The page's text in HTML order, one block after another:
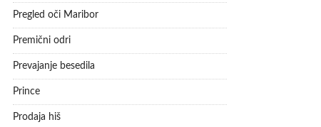
Pregled oči Maribor
Premični odri
Prevajanje besedila
Prince
Prodaja hiš